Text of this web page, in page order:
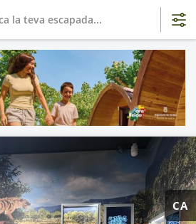
CA
la teva escapada...